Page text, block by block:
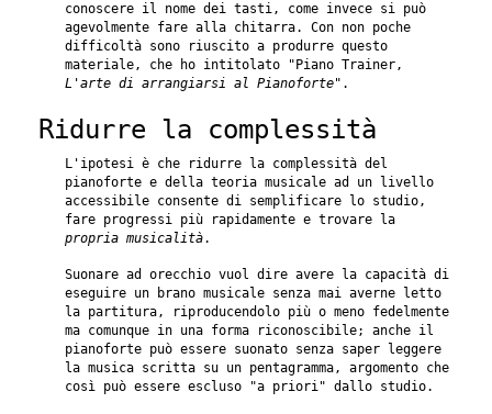
conoscere il nome dei tasti, come invece si può
agevolmente fare alla chitarra. Con non poche
difficoltà sono riuscito a produrre questo
materiale, che ho intitolato "Piano Trainer,
L'arte di arrangiarsi al Pianoforte".
Ridurre la complessità
L'ipotesi è che ridurre la complessità del
pianoforte e della teoria musicale ad un livello
accessibile consente di semplificare lo studio,
fare progressi più rapidamente e trovare la
propria musicalità.
Suonare ad orecchio vuol dire avere la capacità di
eseguire un brano musicale senza mai averne letto
la partitura, riproducendolo più o meno fedelmente
ma comunque in una forma riconoscibile; anche il
pianoforte può essere suonato senza saper leggere
la musica scritta su un pentagramma, argomento che
così può essere escluso "a priori" dallo studio.